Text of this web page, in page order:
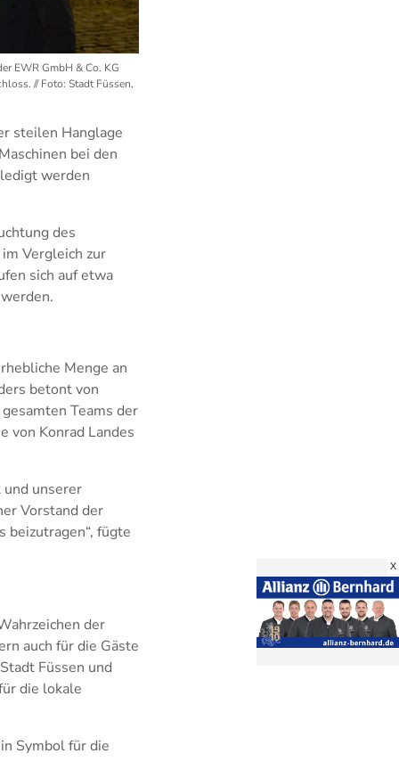
EWR GmbH & Co. KG
// Foto: Stadt Füssen,
steilen Hanglage
bei den
werden
des
Vergleich zur
sich auf etwa
Menge an
betont von
Teams der
von Konrad Landes
und unserer
Vorstand der
beizutragen“, fügte
der
auch für die Gäste
Füssen und
die lokale
Symbol für die
X